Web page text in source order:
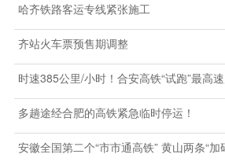
哈齐铁路客运专线紧张施工
齐站火车票预售期调整
时速385公里/小时！合安高铁“试跑”最高
多趟途经合肥的高铁紧急临时停运！
安徽全国第二个“市市通高铁” 黄山两条“加